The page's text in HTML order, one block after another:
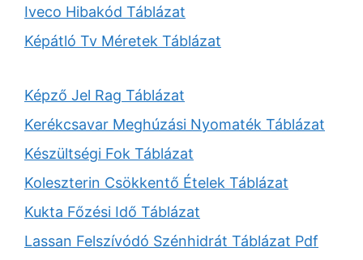
Iveco Hibakód Táblázat
Képátló Tv Méretek Táblázat
Képző Jel Rag Táblázat
Kerékcsavar Meghúzási Nyomaték Táblázat
Készültségi Fok Táblázat
Koleszterin Csökkentő Ételek Táblázat
Kukta Főzési Idő Táblázat
Lassan Felszívódó Szénhidrát Táblázat Pdf